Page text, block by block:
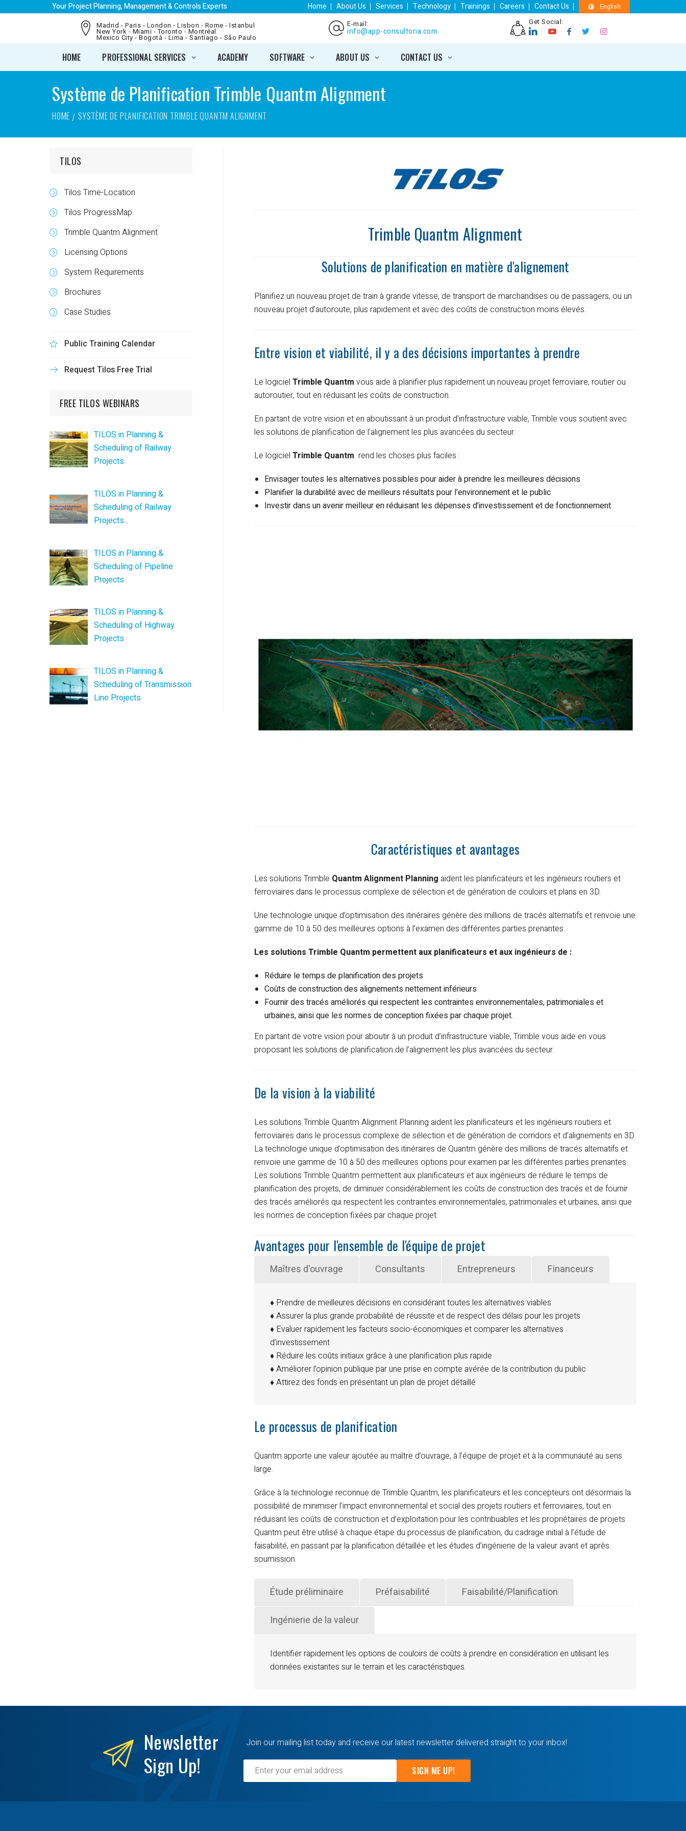
Your Project Planning, Management & Controls Experts Home About Us Services Technology Trainings Careers Contact Us English
Madrid - Paris - London - Lisbon - Rome - Istanbul
New York - Miami - Toronto - Montréal
Mexico City - Bogotá - Lima - Santiago - São Paulo
E-mail:
info@app-consultoria.com
Get Social:
HOME PROFESSIONAL SERVICES ACADEMY SOFTWARE ABOUT US CONTACT US
Système de Planification Trimble Quantm Alignment
HOME SYSTÈME DE PLANIFICATION TRIMBLE QUANTM ALIGNMENT
Trimble Quantm Alignment
Solutions de planification en matière d'alignement
Planifiez un nouveau projet de train à grande vitesse, de transport de marchandises ou de passagers, ou un
nouveau projet d’autoroute, plus rapidement et avec des coûts de construction moins élevés.
Entre vision et viabilité, il y a des décisions importantes à prendre
Le logiciel Trimble Quantm vous aide à planifier plus rapidement un nouveau projet ferroviaire, routier ou
autoroutier, tout en réduisant les coûts de construction.
En partant de votre vision et en aboutissant à un produit d’infrastructure viable, Trimble vous soutient avec
les solutions de planification de l’alignement les plus avancées du secteur.
Le logiciel Trimble Quantm rend les choses plus faciles :
Envisager toutes les alternatives possibles pour aider à prendre les meilleures décisions
Planifier la durabilité avec de meilleurs résultats pour l’environnement et le public
Investir dans un avenir meilleur en réduisant les dépenses d’investissement et de fonctionnement
Caractéristiques et avantages
Les solutions Trimble Quantm Alignment Planning aident les planificateurs et les ingénieurs routiers et
ferroviaires dans le processus complexe de sélection et de génération de couloirs et plans en 3D.
Une technologie unique d’optimisation des itinéraires génère des millions de tracés alternatifs et renvoie une
gamme de 10 à 50 des meilleures options à l’examen des différentes parties prenantes.
Les solutions Trimble Quantm permettent aux planificateurs et aux ingénieurs de :
Réduire le temps de planification des projets
Coûts de construction des alignements nettement inférieurs
Fournir des tracés améliorés qui respectent les contraintes environnementales, patrimoniales et
urbaines, ainsi que les normes de conception fixées par chaque projet.
En partant de votre vision pour aboutir à un produit d’infrastructure viable, Trimble vous aide en vous
proposant les solutions de planification de l’alignement les plus avancées du secteur.
De la vision à la viabilité
Les solutions Trimble Quantm Alignment Planning aident les planificateurs et les ingénieurs routiers et
ferroviaires dans le processus complexe de sélection et de génération de corridors et d’alignements en 3D.
La technologie unique d’optimisation des itinéraires de Quantm génère des millions de tracés alternatifs et
renvoie une gamme de 10 à 50 des meilleures options pour examen par les différentes parties prenantes.
Les solutions Trimble Quantm permettent aux planificateurs et aux ingénieurs de réduire le temps de
planification des projets, de diminuer considérablement les coûts de construction des tracés et de fournir
des tracés améliorés qui respectent les contraintes environnementales, patrimoniales et urbaines, ainsi que
les normes de conception fixées par chaque projet.
Avantages pour l'ensemble de l'équipe de projet
Maîtres d'ouvrage Consultants Entrepreneurs Financeurs
♦ Prendre de meilleures décisions en considérant toutes les alternatives viables
♦ Assurer la plus grande probabilité de réussite et de respect des délais pour les projets
♦ Evaluer rapidement les facteurs socio-économiques et comparer les alternatives
d’investissement
♦ Réduire les coûts initiaux grâce à une planification plus rapide
♦ Améliorer l’opinion publique par une prise en compte avérée de la contribution du public
♦ Attirez des fonds en présentant un plan de projet détaillé
Le processus de planification
Quantm apporte une valeur ajoutée au maître d’ouvrage, à l’équipe de projet et à la communauté au sens
large.
Grâce à la technologie reconnue de Trimble Quantm, les planificateurs et les concepteurs ont désormais la
possibilité de minimiser l’impact environnemental et social des projets routiers et ferroviaires, tout en
réduisant les coûts de construction et d’exploitation pour les contribuables et les propriétaires de projets.
Quantm peut être utilisé à chaque étape du processus de planification, du cadrage initial à l’étude de
faisabilité, en passant par la planification détaillée et les études d’ingénierie de la valeur avant et après
soumission.
Étude préliminaire Préfaisabilité Faisabilité/Planification
Ingénierie de la valeur
Identifier rapidement les options de couloirs de coûts à prendre en considération en utilisant les
données existantes sur le terrain et les caractéristiques.
TILOS
Tilos Time-Location
Tilos ProgressMap
Trimble Quantm Alignment
Licensing Options
System Requirements
Brochures
Case Studies
Public Training Calendar
Request Tilos Free Trial
FREE TILOS WEBINARS
TILOS in Planning &
Scheduling of Railway
Projects
TILOS in Planning &
Scheduling of Railway
Projects
TILOS in Planning &
Scheduling of Pipeline
Projects
TILOS in Planning &
Scheduling of Highway
Projects
TILOS in Planning &
Scheduling of Transmission
Line Projects
Newsletter
Sign Up!
Join our mailing list today and receive our latest newsletter delivered straight to your inbox!
SIGN ME UP!